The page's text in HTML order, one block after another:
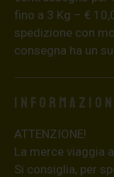
fino a 3 Kg – €
spedizione con
consegna ha un
ATTENZIONE!
La merce viaggia
Si consiglia, per